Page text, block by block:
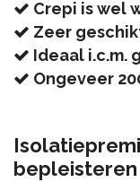
Crepi is wel
Zeer
Ideaal i.c.m.
Ongeveer
bepleisteren